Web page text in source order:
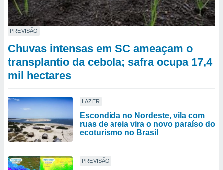
PREVISÃO
Chuvas intensas em SC ameaçam o
transplantio da cebola; safra ocupa 17,4
mil hectares
LAZER
Escondida no Nordeste, vila com
ruas de areia vira o novo paraíso do
ecoturismo no Brasil
PREVISÃO